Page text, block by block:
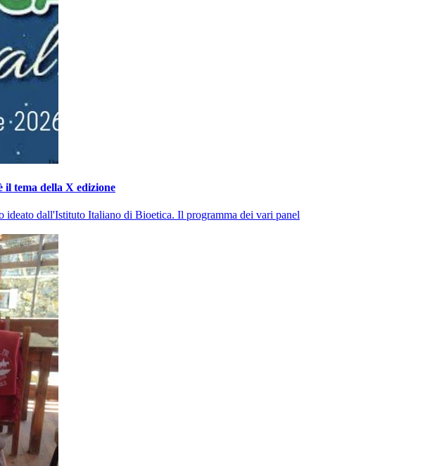
il tema della X edizione
ideato dall'Istituto Italiano di Bioetica. Il programma dei vari panel